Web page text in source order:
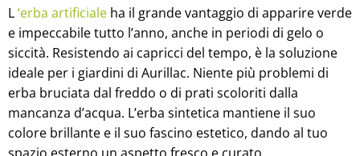
L‘erba artificiale ha il grande vantaggio di apparire verde
e impeccabile tutto l’anno, anche in periodi di gelo o
siccità. Resistendo ai capricci del tempo, è la soluzione
ideale per i giardini di Aurillac. Niente più problemi di
erba bruciata dal freddo o di prati scoloriti dalla
mancanza d’acqua. L’erba sintetica mantiene il suo
colore brillante e il suo fascino estetico, dando al tuo